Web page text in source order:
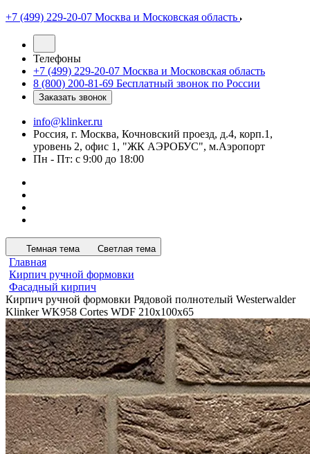
+7 (499) 229-20-07 Москва и Московская область
Телефоны
+7 (499) 229-20-07 Москва и Московская область
8 (800) 200-81-69 Бесплатный звонок по России
Заказать звонок
info@klinker.ru
Россия, г. Москва, Кочновский проезд, д.4, корп.1,
уровень 2, офис 1, "ЖК АЭРОБУС", м.Аэропорт
Пн - Пт: с 9:00 до 18:00
Темная тема Светлая тема
Главная
Кирпич ручной формовки
Фасадный кирпич
Кирпич ручной формовки Рядовой полнотелый Westerwalder
Klinker WK958 Cortes WDF 210x100x65